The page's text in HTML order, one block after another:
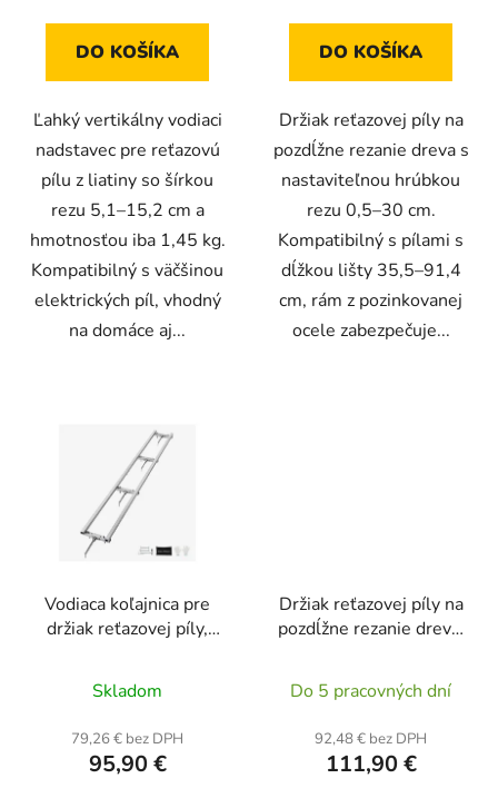
DO KOŠÍKA
Ľahký vertikálny vodiaci
nadstavec pre reťazovú
pílu z liatiny so šírkou
rezu 5,1–15,2 cm a
hmotnosťou iba 1,45 kg.
Kompatibilný s väčšinou
elektrických píl, vhodný
na domáce aj...
DO KOŠÍKA
Držiak reťazovej píly na
pozdĺžne rezanie dreva s
nastaviteľnou hrúbkou
rezu 0,5–30 cm.
Kompatibilný s pílami s
dĺžkou lišty 35,5–91,4
cm, rám z pozinkovanej
ocele zabezpečuje...
Vodiaca koľajnica pre
držiak reťazovej píly,
oceľ
Skladom
79,26 € bez DPH
95,90 €
Držiak reťazovej píly na
pozdĺžne rezanie dreva,
hrúbka rezu 0,5–30 cm,
pozinkovaný oceľový
rám
Do 5 pracovných dní
92,48 € bez DPH
111,90 €